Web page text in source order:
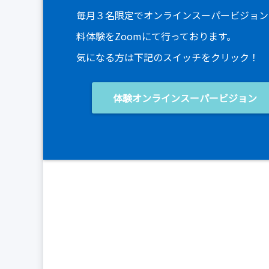
毎月３名限定でオンラインスーパービジョ
料体験をZoomにて行っております。
気になる方は下記のスイッチをクリック！
体験オンラインスーパービジョン